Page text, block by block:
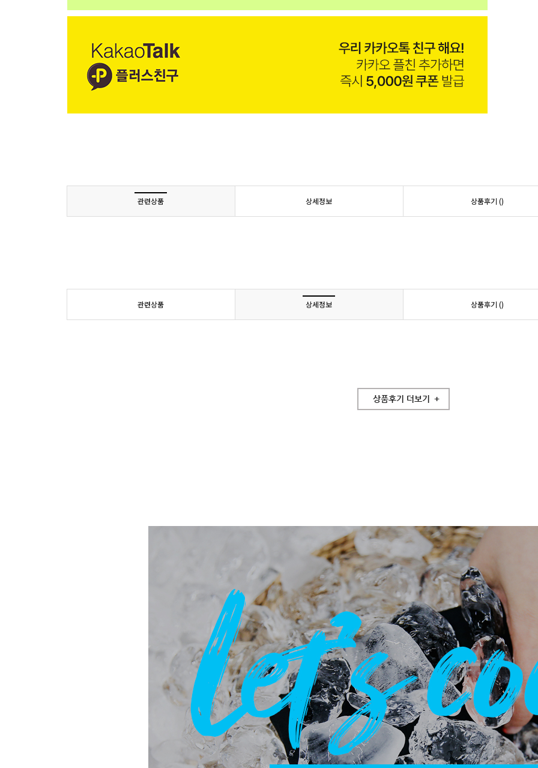
관련상품 상세정보 상품후기 ()
관련상품 상세정보 상품후기 ()